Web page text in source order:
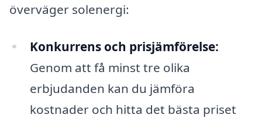
överväger solenergi:
Konkurrens och prisjämförelse:
Genom att få minst tre olika
erbjudanden kan du jämföra
kostnader och hitta det bästa priset